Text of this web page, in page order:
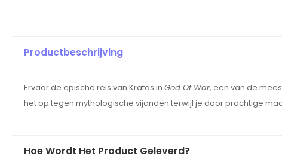
Productbeschrijving
Ervaar de epische reis van Kratos in God Of War, een van de
het op tegen mythologische vijanden terwijl je door prachtige
Hoe Wordt Het Product Geleverd?